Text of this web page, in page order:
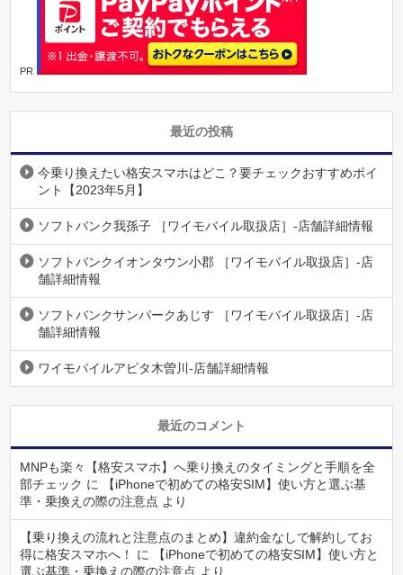
PR
最近の投稿
今乗り換えたい格安スマホはどこ？要チェックおすすめポイ
ント【2023年5月】
ソフトバンク我孫子 ［ワイモバイル取扱店］-店舗詳細情報
ソフトバンクイオンタウン小郡 ［ワイモバイル取扱店］-店
舗詳細情報
ソフトバンクサンパークあじす ［ワイモバイル取扱店］-店
舗詳細情報
ワイモバイルアピタ木曽川-店舗詳細情報
最近のコメント
MNPも楽々【格安スマホ】へ乗り換えのタイミングと手順を全
部チェック に
【iPhoneで初めての格安SIM】使い方と選ぶ基
準・乗換えの際の注意点 より
【乗り換えの流れと注意点のまとめ】違約金なしで解約してお
得に格安スマホへ！
に
【iPhoneで初めての格安SIM】使い方と
選ぶ基準・乗換えの際の注意点 より